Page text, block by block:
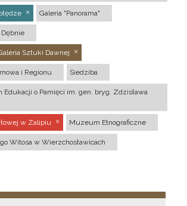
Galeria "Panorama"
Sztuki Dawnej
i Regionu Siedziba
Edukacji o Pamięci im. gen. bryg. Zdzisława
w Zalipiu Muzeum Etnograficzne
Witosa w Wierzchosławicach